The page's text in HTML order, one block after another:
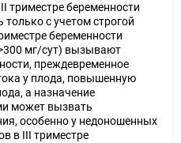
триместре беременности
с учетом строгой
беременности
мг/сут) вызывают
преждевременное
у плода, повышенную
а назначение
может вызвать
особенно у недоношенных
в III триместре